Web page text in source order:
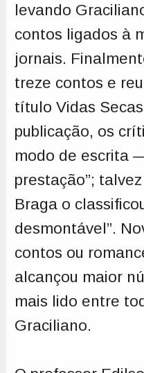
levando
contos ligados à
jornais.
treze contos e
título Vidas
publicação, os
modo de escrita
prestação”;
Braga o
desmontável”.
contos ou
alcançou maior
mais lido entre
Graciliano.